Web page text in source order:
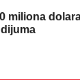
miliona